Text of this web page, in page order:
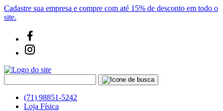
Cadastre sua empresa e compre com até 15% de desconto em todo o
site.
(71) 98851-5242
Loja Física